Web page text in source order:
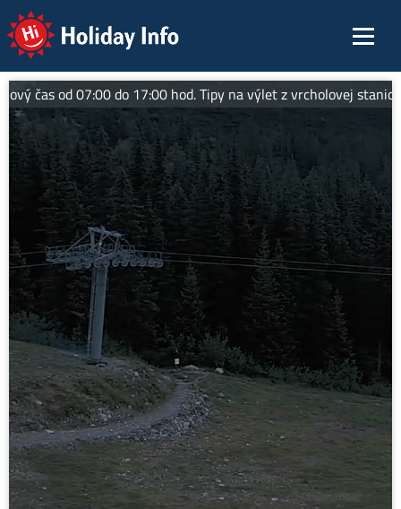
Holiday Info
čas od 07:00 do 17:00 hod. Tipy na výlet z vrcholovej